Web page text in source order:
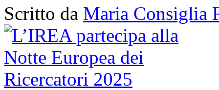
Scritto da Maria Consiglia